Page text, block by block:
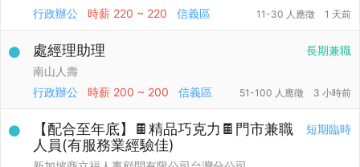
行政辦公
時薪 220 ~ 220 信義區 11-30 人應徵 1 天前
長期兼職
處經理助理
南山人壽
行政辦公
時薪 200 ~ 200 信義區 51-100 人應徵 3 小時前
短期臨時
【配合至年底】🍫精品巧克力🍫門市兼職
人員(有服務業經驗佳)